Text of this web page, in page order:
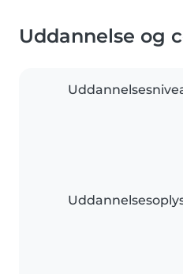
Uddannelse og